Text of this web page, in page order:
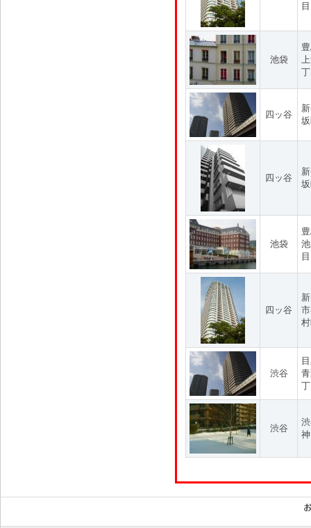
目
池袋
四ッ谷
四ッ谷
池袋
四ッ谷
渋谷
渋谷